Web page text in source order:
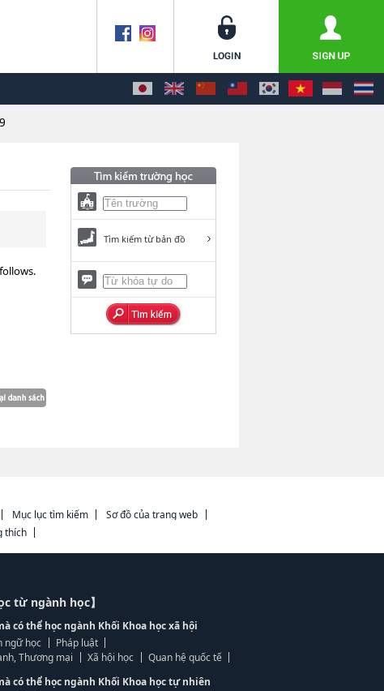
Tìm kiếm từ bản đồ
Mục lục tìm kiếm
Sơ đồ của trang web
thích
từ ngành học】
có thể học ngành Khối Khoa học xã hội
ngữ học
Pháp luật
Thương mại
Xã hội học
Quan hệ quốc tế
có thể học ngành Khối Khoa học tự nhiên